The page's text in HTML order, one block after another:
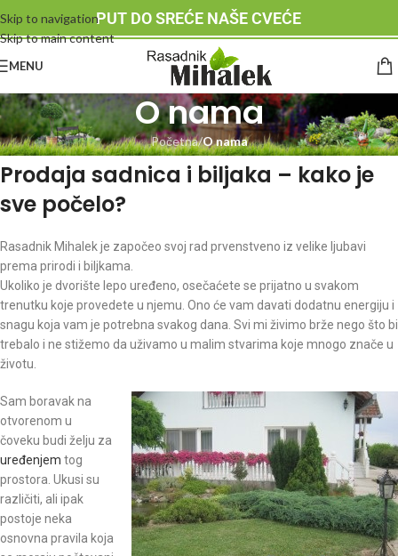
Skip to navigation
Skip to main content
PUT DO SREĆE NAŠE CVEĆE
MENU
O nama
Početna/O nama
Prodaja sadnica i biljaka – kako je
sve počelo?
Rasadnik Mihalek je započeo svoj rad prvenstveno iz velike ljubavi
prema prirodi i biljkama.
Ukoliko je dvorište lepo uređeno, osečaćete se prijatno u svakom
trenutku koje provedete u njemu. Ono će vam davati dodatnu energiju i
snagu koja vam je potrebna svakog dana. Svi mi živimo brže nego što bi
trebalo i ne stižemo da uživamo u malim stvarima koje mnogo znače u
životu.
Sam boravak na
otvorenom u
čoveku budi želju za
uređenjem tog
prostora. Ukusi su
različiti, ali ipak
postoje neka
osnovna pravila koja